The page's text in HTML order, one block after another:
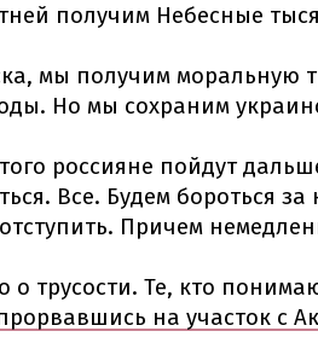
получим Небесные
мы получим моральную
Но мы сохраним
россияне пойдут
Все. Будем бороться
Причем
о трусости. Те, кто
на участок с